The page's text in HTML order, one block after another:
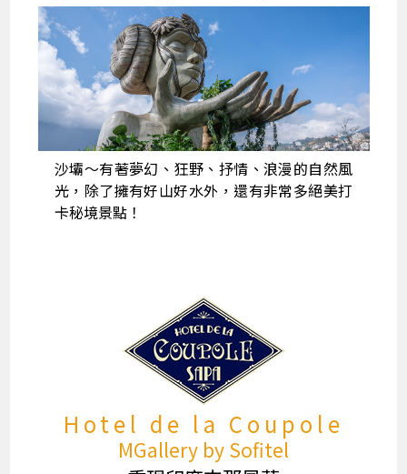
沙壩～有著夢幻、狂野、抒情、浪漫的自然風
光，除了擁有好山好水外，還有非常多絕美打
卡秘境景點！
Hotel de la Coupole
MGallery by Sofitel